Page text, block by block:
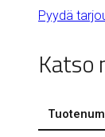
Pyydä
Katso